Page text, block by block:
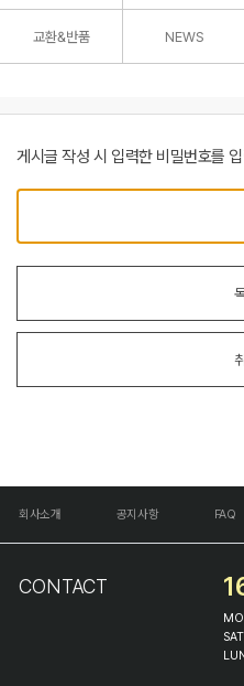
교환&반품 NEWS
게시글 작성 시 입력한 비밀번호를
회사소개 공지사항 FAQ
CONTACT